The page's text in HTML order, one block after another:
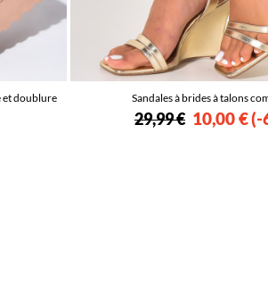
et doublure
Sandales à brides à talons
29,99 € 10,00 € -